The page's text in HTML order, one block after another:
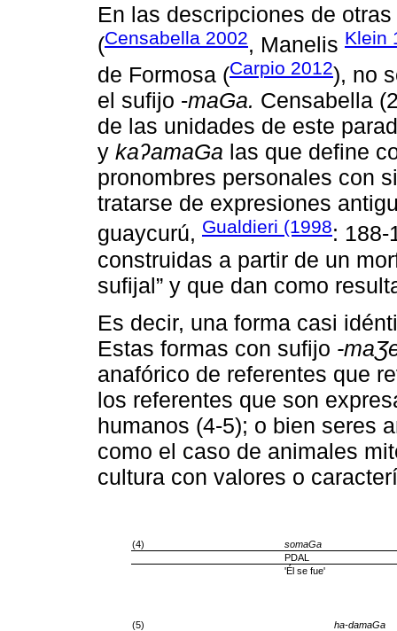
En las descripciones de
(Censabella 2002, Manelis Klein
de Formosa (Carpio 2012), no
el sufijo -maԌa. Censabella
de las unidades de este
y kaʔamaԌa las que define
pronombres personales con
tratarse de expresiones
guaycurú, Gualdieri (1998: 188-
construidas a partir de un
sufijal” y que dan como
Es decir, una forma casi
Estas formas con sufijo -
anafórico de referentes que
los referentes que son
humanos (4-5); o bien seres
como el caso de animales
cultura con valores o
(4)
somaGa
PDAL
'Él se fue'
(5)
ha-damaGa